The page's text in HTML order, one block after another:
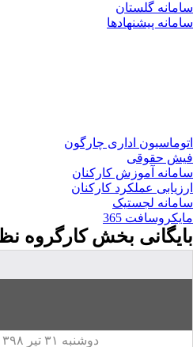
سامانه گلستان
سامانه پیشنهادها
اتوماسیون اداری چارگون
فیش حقوقی
سامانه آموزش کارکنان
ارزیابی عملکرد کارکنان
سامانه لجستیک
مایکروسافت 365
بایگانی بخشکارگروه
دوشنبه ۳۱ تیر ۱۳۹۸ -